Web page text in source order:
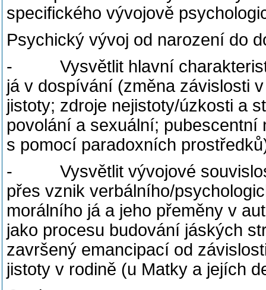
specifického vývojově
Psychický vývoj od narození do
- Vysvětlit hlavní
já v dospívání (změna závislosti
jistoty; zdroje nejistoty/úzkosti a
povolání a sexuální;
s pomocí paradoxních
- Vysvětlit vývojové
přes vznik verbálního/
morálního já a jeho přeměny v
jako procesu budování jáských
završený emancipací od
jistoty v rodině (u Matky a jejích